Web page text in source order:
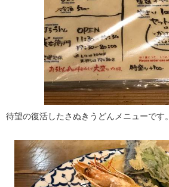
待望の復活したさぬきうどんメニューです。